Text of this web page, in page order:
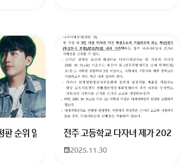
은 광고 [X]를 누르면 내용이 보입니다
판 순위 알고싶어요 임영웅 11월 브랜드평판에서
전주 고등학교 다자녀 제가 2027
2025.11.30